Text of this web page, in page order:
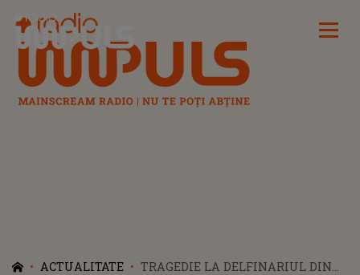
Radio Impuls
ACTUALITATE
TRAGEDIE LA DELFINARIUL DIN